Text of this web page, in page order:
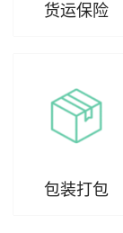
货运保险
包装打包